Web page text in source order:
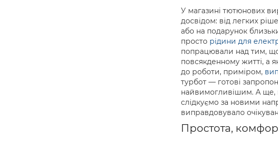
У магазині тютюнових
досвідом: від легких
або на подарунок
просто рідини для
попрацювали над тим,
повсякденному житті, а
до роботи, приміром,
турбот — готові
найвимогливішим. А ще,
слідкуємо за новими
виправдовувало
Простота,